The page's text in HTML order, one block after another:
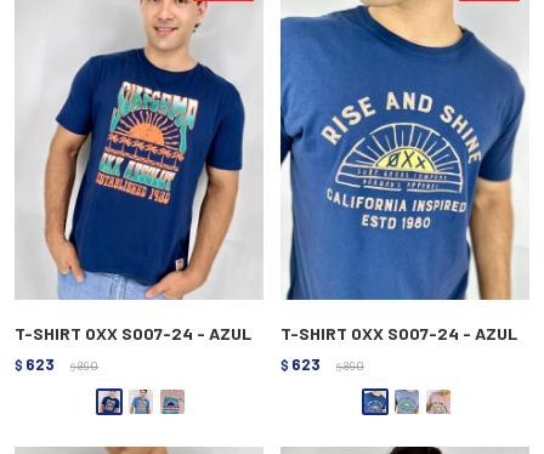
T-SHIRT OXX S007-24 - AZUL
$ 623 $ 890
T-SHIRT OXX S007-24 - AZUL
$ 623 $ 890